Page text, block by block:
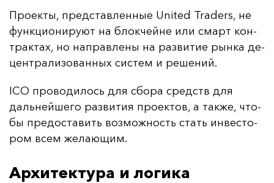
Про­ек­ты, пред­став­лен­ные United Traders, не
фун­кци­они­ру­ют на блок­чей­не или смарт кон­
трак­тах, но нап­рав­ле­ны на раз­ви­тие рын­ка де­
цен­тра­ли­зо­ван­ных сис­тем и ре­ше­ний.
ICO про­во­ди­лось для сбо­ра средств для
даль­ней­ше­го раз­ви­тия про­ек­тов, а так­же, что­
бы пре­дос­та­вить воз­мож­ность стать ин­вес­то­
ром всем же­ла­ющим.
Архитектура и логика